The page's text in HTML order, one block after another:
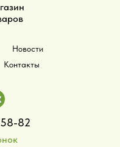
Новости
Контакты
82